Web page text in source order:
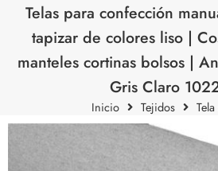
Telas para confección
tapizar de colores liso |
manteles cortinas bolsos |
Gris Claro
Inicio Tejidos